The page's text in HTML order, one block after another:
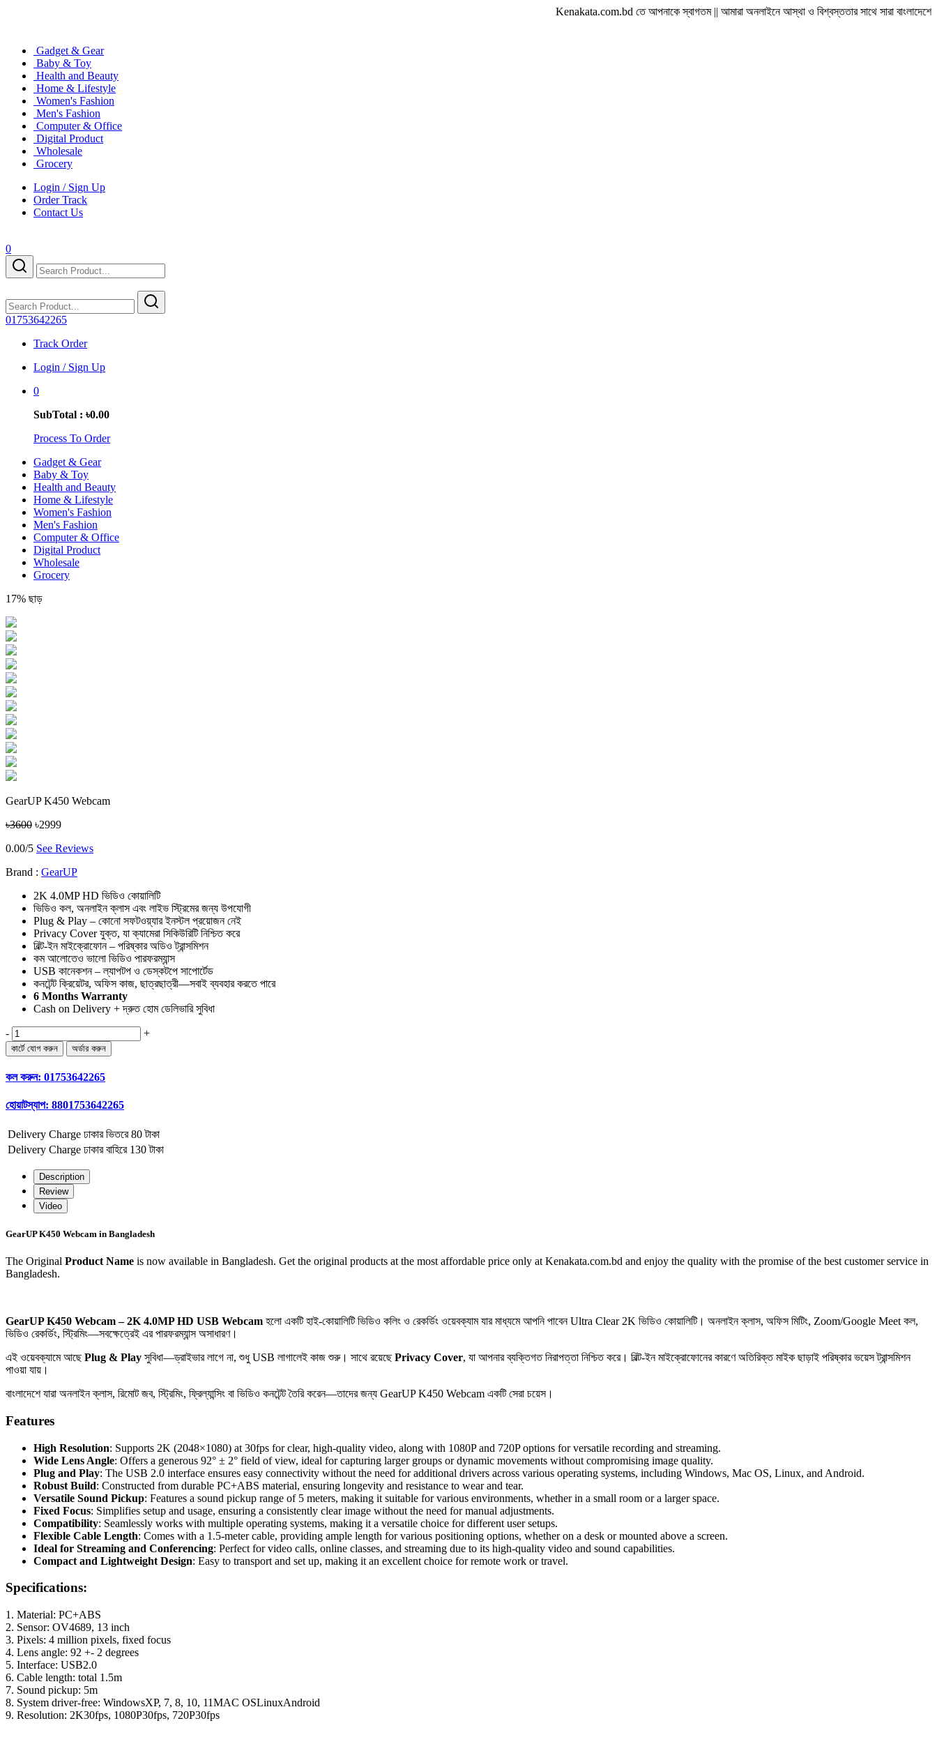
Kenakata.com.bd তে আপনাকে স্বাগতম || আমারা অনলাইনে আস্থা ও বিশ্বস্ততার সাথে সারা বাংলাদেশে হোম
Gadget & Gear
Baby & Toy
Health and Beauty
Home & Lifestyle
Women's Fashion
Men's Fashion
Computer & Office
Digital Product
Wholesale
Grocery
Login / Sign Up
Order Track
Contact Us
0
01753642265
Track Order
Login / Sign Up
0
SubTotal : ৳0.00
Process To Order
Gadget & Gear
Baby & Toy
Health and Beauty
Home & Lifestyle
Women's Fashion
Men's Fashion
Computer & Office
Digital Product
Wholesale
Grocery
17% ছাড়
GearUP K450 Webcam
৳3600 ৳2999
0.00/5 See Reviews
Brand : GearUP
2K 4.0MP HD ভিডিও কোয়ালিটি
ভিডিও কল, অনলাইন ক্লাস এবং লাইভ স্ট্রিমের জন্য উপযোগী
Plug & Play – কোনো সফটওয়্যার ইনস্টল প্রয়োজন নেই
Privacy Cover যুক্ত, যা ক্যামেরা সিকিউরিটি নিশ্চিত করে
বিল্ট-ইন মাইক্রোফোন – পরিষ্কার অডিও ট্রান্সমিশন
কম আলোতেও ভালো ভিডিও পারফরম্যান্স
USB কানেকশন – ল্যাপটপ ও ডেস্কটপে সাপোর্টেড
কনটেন্ট ক্রিয়েটর, অফিস কাজ, ছাত্রছাত্রী—সবাই ব্যবহার করতে পারে
6 Months Warranty
Cash on Delivery + দ্রুত হোম ডেলিভারি সুবিধা
- +
কল করুন: 01753642265
হোয়াটস্যাপ: 8801753642265
Delivery Charge ঢাকার ভিতরে 80 টাকা
Delivery Charge ঢাকার বাহিরে 130 টাকা
Description
Review
Video
GearUP K450 Webcam in Bangladesh
The Original Product Name is now available in Bangladesh. Get the original products at the most affordable price only at Kenakata.com.bd and enjoy the quality with the promise of the best customer service in
Bangladesh.
GearUP K450 Webcam – 2K 4.0MP HD USB Webcam হলো একটি হাই-কোয়ালিটি ভিডিও কলিং ও রেকর্ডিং ওয়েবক্যাম যার মাধ্যমে আপনি পাবেন Ultra Clear 2K ভিডিও কোয়ালিটি। অনলাইন ক্লাস, অফিস মিটিং, Zoom/Google Meet কল,
ভিডিও রেকর্ডিং, স্ট্রিমিং—সবক্ষেত্রেই এর পারফরম্যান্স অসাধারণ।
এই ওয়েবক্যামে আছেPlug & Play সুবিধা—ড্রাইভার লাগে না, শুধু USB লাগালেই কাজ শুরু। সাথে রয়েছেPrivacy Cover, যা আপনার ব্যক্তিগত নিরাপত্তা নিশ্চিত করে। বিল্ট-ইন মাইক্রোফোনের কারণে অতিরিক্ত মাইক ছাড়াই পরিষ্কার ভয়েস ট্রান্সমিশন
পাওয়া যায়।
বাংলাদেশে যারা অনলাইন ক্লাস, রিমোট জব, স্ট্রিমিং, ফ্রিল্যান্সিং বা ভিডিও কনটেন্ট তৈরি করেন—তাদের জন্য GearUP K450 Webcam একটি সেরা চয়েস।
Features
High Resolution: Supports 2K (2048×1080) at 30fps for clear, high-quality video, along with 1080P and 720P options for versatile recording and streaming.
Wide Lens Angle: Offers a generous 92° ± 2° field of view, ideal for capturing larger groups or dynamic movements without compromising image quality.
Plug and Play: The USB 2.0 interface ensures easy connectivity without the need for additional drivers across various operating systems, including Windows, Mac OS, Linux, and Android.
Robust Build: Constructed from durable PC+ABS material, ensuring longevity and resistance to wear and tear.
Versatile Sound Pickup: Features a sound pickup range of 5 meters, making it suitable for various environments, whether in a small room or a larger space.
Fixed Focus: Simplifies setup and usage, ensuring a consistently clear image without the need for manual adjustments.
Compatibility: Seamlessly works with multiple operating systems, making it a versatile choice for different user setups.
Flexible Cable Length: Comes with a 1.5-meter cable, providing ample length for various positioning options, whether on a desk or mounted above a screen.
Ideal for Streaming and Conferencing: Perfect for video calls, online classes, and streaming due to its high-quality video and sound capabilities.
Compact and Lightweight Design: Easy to transport and set up, making it an excellent choice for remote work or travel.
Specifications:
1. Material: PC+ABS
2. Sensor: OV4689, 13 inch
3. Pixels: 4 million pixels, fixed focus
4. Lens angle: 92 +- 2 degrees
5. Interface: USB2.0
6. Cable length: total 1.5m
7. Sound pickup: 5m
8. System driver-free: WindowsXP, 7, 8, 10, 11MAC OSLinuxAndroid
9. Resolution: 2K30fps, 1080P30fps, 720P30fps